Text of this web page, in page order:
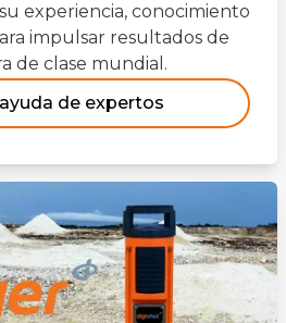
experiencia, conocimiento
impulsar resultados de
de clase mundial.
de expertos